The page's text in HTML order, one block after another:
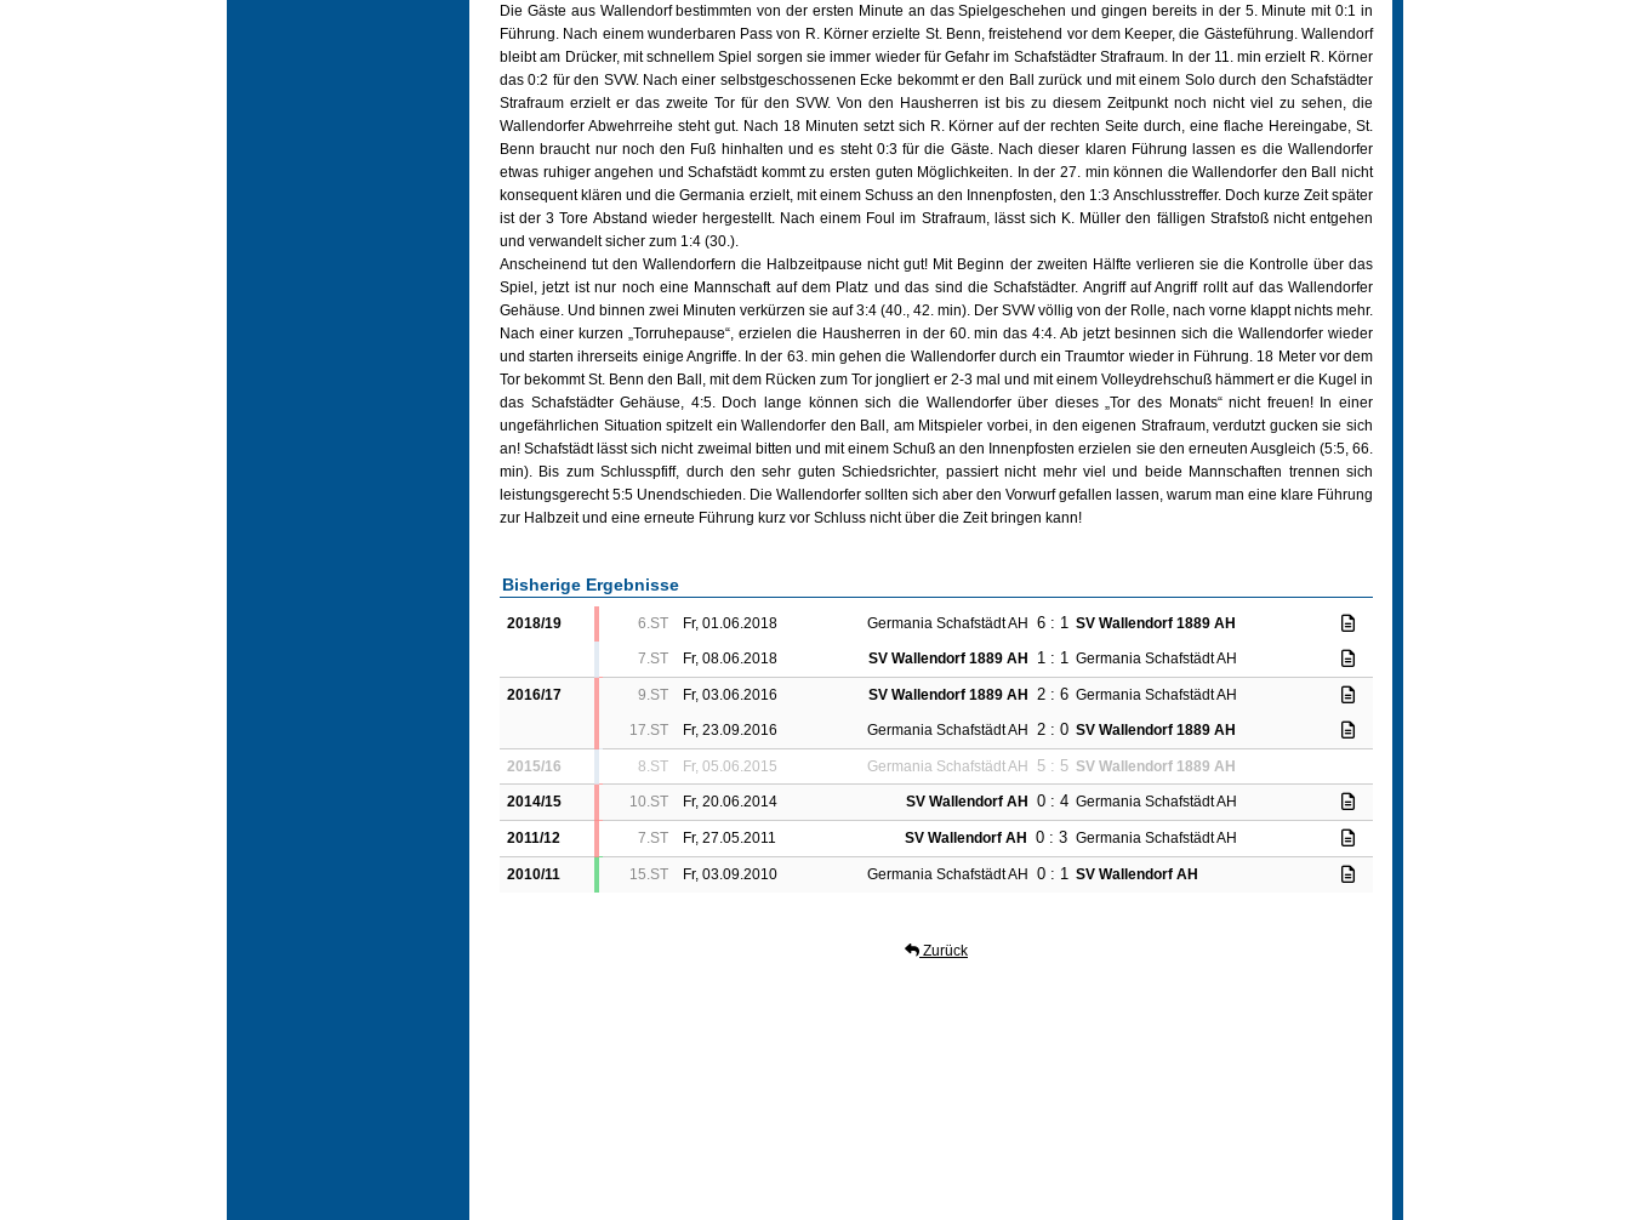
Die Gäste aus Wallendorf bestimmten von der ersten Minute an das Spielgeschehen und gingen bereits in der 5. Minute mit 0:1 in
Führung. Nach einem wunderbaren Pass von R. Körner erzielte St. Benn, freistehend vor dem Keeper, die Gästeführung. Wallendorf
bleibt am Drücker, mit schnellem Spiel sorgen sie immer wieder für Gefahr im Schafstädter Strafraum. In der 11. min erzielt R. Körner
das 0:2 für den SVW. Nach einer selbstgeschossenen Ecke bekommt er den Ball zurück und mit einem Solo durch den Schafstädter
Strafraum erzielt er das zweite Tor für den SVW. Von den Hausherren ist bis zu diesem Zeitpunkt noch nicht viel zu sehen, die
Wallendorfer Abwehrreihe steht gut. Nach 18 Minuten setzt sich R. Körner auf der rechten Seite durch, eine flache Hereingabe, St.
Benn braucht nur noch den Fuß hinhalten und es steht 0:3 für die Gäste. Nach dieser klaren Führung lassen es die Wallendorfer
etwas ruhiger angehen und Schafstädt kommt zu ersten guten Möglichkeiten. In der 27. min können die Wallendorfer den Ball nicht
konsequent klären und die Germania erzielt, mit einem Schuss an den Innenpfosten, den 1:3 Anschlusstreffer. Doch kurze Zeit später
ist der 3 Tore Abstand wieder hergestellt. Nach einem Foul im Strafraum, lässt sich K. Müller den fälligen Strafstoß nicht entgehen
und verwandelt sicher zum 1:4 (30.).
Anscheinend tut den Wallendorfern die Halbzeitpause nicht gut! Mit Beginn der zweiten Hälfte verlieren sie die Kontrolle über das
Spiel, jetzt ist nur noch eine Mannschaft auf dem Platz und das sind die Schafstädter. Angriff auf Angriff rollt auf das Wallendorfer
Gehäuse. Und binnen zwei Minuten verkürzen sie auf 3:4 (40., 42. min). Der SVW völlig von der Rolle, nach vorne klappt nichts mehr.
Nach einer kurzen „Torruhepause“, erzielen die Hausherren in der 60. min das 4:4. Ab jetzt besinnen sich die Wallendorfer wieder
und starten ihrerseits einige Angriffe. In der 63. min gehen die Wallendorfer durch ein Traumtor wieder in Führung. 18 Meter vor dem
Tor bekommt St. Benn den Ball, mit dem Rücken zum Tor jongliert er 2-3 mal und mit einem Volleydrehschuß hämmert er die Kugel in
das Schafstädter Gehäuse, 4:5. Doch lange können sich die Wallendorfer über dieses „Tor des Monats“ nicht freuen! In einer
ungefährlichen Situation spitzelt ein Wallendorfer den Ball, am Mitspieler vorbei, in den eigenen Strafraum, verdutzt gucken sie sich
an! Schafstädt lässt sich nicht zweimal bitten und mit einem Schuß an den Innenpfosten erzielen sie den erneuten Ausgleich (5:5, 66.
min). Bis zum Schlusspfiff, durch den sehr guten Schiedsrichter, passiert nicht mehr viel und beide Mannschaften trennen sich
leistungsgerecht 5:5 Unendschieden. Die Wallendorfer sollten sich aber den Vorwurf gefallen lassen, warum man eine klare Führung
zur Halbzeit und eine erneute Führung kurz vor Schluss nicht über die Zeit bringen kann!
Bisherige Ergebnisse
2018/19 6.ST Fr, 01.06.2018 Germania Schafstädt AH 6 : 1 SV Wallendorf 1889 AH
7.ST Fr, 08.06.2018 SV Wallendorf 1889 AH 1 : 1 Germania Schafstädt AH
2016/17 9.ST Fr, 03.06.2016 SV Wallendorf 1889 AH 2 : 6 Germania Schafstädt AH
17.ST Fr, 23.09.2016 Germania Schafstädt AH 2 : 0 SV Wallendorf 1889 AH
2015/16 8.ST Fr, 05.06.2015 Germania Schafstädt AH 5 : 5 SV Wallendorf 1889 AH
2014/15 10.ST Fr, 20.06.2014 SV Wallendorf AH 0 : 4 Germania Schafstädt AH
2011/12 7.ST Fr, 27.05.2011 SV Wallendorf AH 0 : 3 Germania Schafstädt AH
2010/11 15.ST Fr, 03.09.2010 Germania Schafstädt AH 0 : 1 SV Wallendorf AH
Zurück